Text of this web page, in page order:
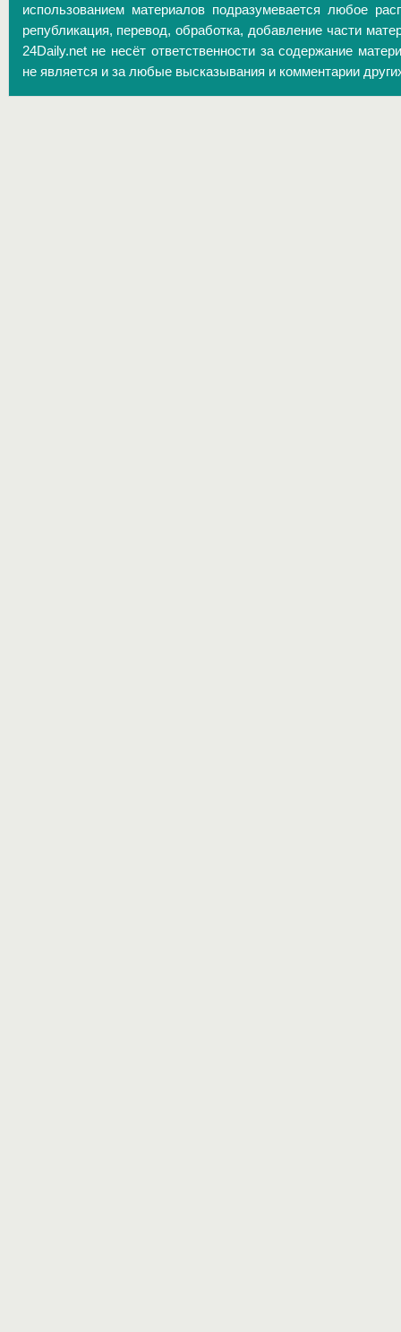
использованием материалов подразумевается любое
републикация, перевод, обработка, добавление части
24Daily.net не несёт ответственности за содержание
не является и за любые высказывания и комментарии